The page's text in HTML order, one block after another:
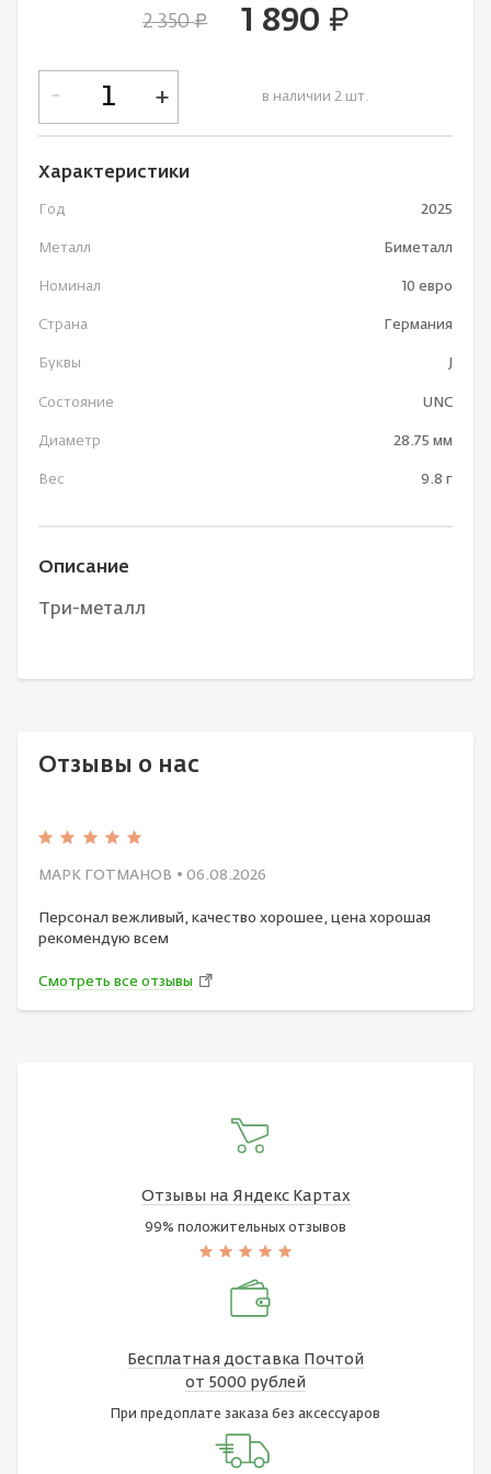
2 350руб. 1 890 руб.
в наличии 2 шт.
- +
Характеристики
Год 2025
Металл Биметалл
Номинал 10 евро
Страна Германия
Буквы J
Состояние UNC
Диаметр 28.75 мм
Вес 9.8 г
Описание
Три-металл
Отзывы о нас
МАРК ГОТМАНОВ • 06.08.2026
Персонал вежливый, качество хорошее, цена хорошая
рекомендую всем
Смотреть все отзывы
Отзывы на Яндекс Картах
99% положительных отзывов
Бесплатная доставка Почтой
от 5000 рублей
При предоплате заказа без аксессуаров